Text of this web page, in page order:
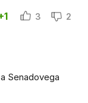
3 2
Senadovega